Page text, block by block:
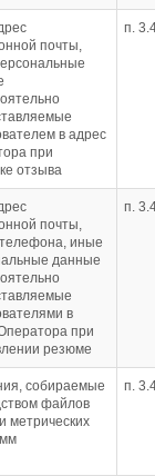
почты,
в адрес
при
отзыва
п.
почты,
иные
данные
в
при
резюме
п.
собираемые
файлов
метрических
п.